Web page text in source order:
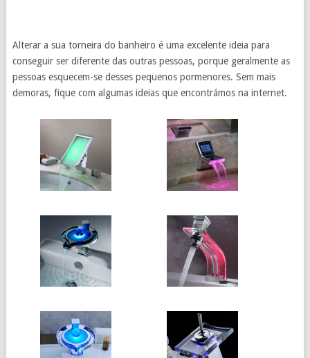
Alterar a sua torneira do banheiro é uma excelente ideia para
conseguir ser diferente das outras pessoas, porque geralmente as
pessoas esquecem-se desses pequenos pormenores. Sem mais
demoras, fique com algumas ideias que encontrámos na internet.